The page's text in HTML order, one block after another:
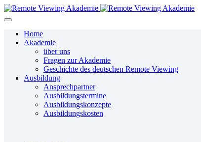
Home
Akademie
über uns
Fragen zur Akademie
Geschichte des deutschen Remote Viewing
Ausbildung
Ansprechpartner
Ausbildungstermine
Ausbildungskonzepte
Ausbildungskosten